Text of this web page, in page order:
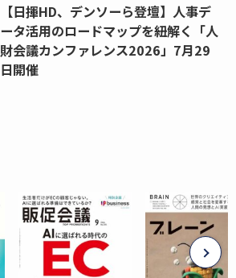
【日揮HD、デンソーら登壇】人事デ
ータ活用のロードマップを紐解く「人
財会議カンファレンス2026」7月29
日開催